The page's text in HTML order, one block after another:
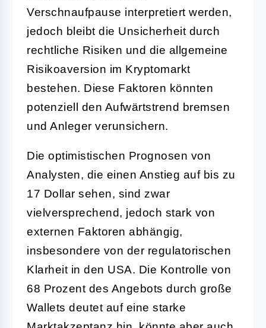
Verschnaufpause interpretiert werden,
jedoch bleibt die Unsicherheit durch
rechtliche Risiken und die allgemeine
Risikoaversion im Kryptomarkt
bestehen. Diese Faktoren könnten
potenziell den Aufwärtstrend bremsen
und Anleger verunsichern.
Die optimistischen Prognosen von
Analysten, die einen Anstieg auf bis zu
17 Dollar sehen, sind zwar
vielversprechend, jedoch stark von
externen Faktoren abhängig,
insbesondere von der regulatorischen
Klarheit in den USA. Die Kontrolle von
68 Prozent des Angebots durch große
Wallets deutet auf eine starke